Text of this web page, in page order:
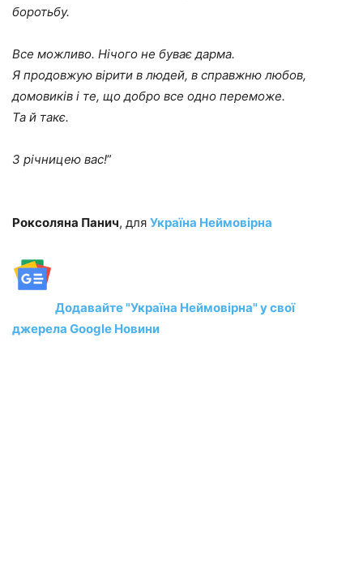
боротьбу.
Все можливо. Нічого не буває дарма.
Я продовжую вірити в людей, в справжню любов,
домовиків і те, що добро все одно переможе.
Та й такє.
З річницею вас!”
Роксоляна Панич, для Україна Неймовірна
Додавайте "Україна Неймовірна" у свої
джерела Google Новини